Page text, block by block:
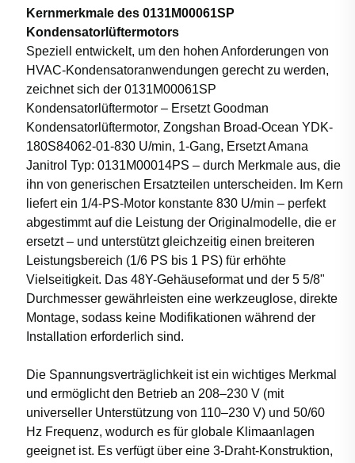
Kernmerkmale des 0131M00061SP
Kondensatorlüftermotors
Speziell entwickelt, um den hohen Anforderungen von
HVAC-Kondensatoranwendungen gerecht zu werden,
zeichnet sich der 0131M00061SP
Kondensatorlüftermotor – Ersetzt Goodman
Kondensatorlüftermotor, Zongshan Broad-Ocean YDK-
180S84062-01-830 U/min, 1-Gang, Ersetzt Amana
Janitrol Typ: 0131M00014PS – durch Merkmale aus, die
ihn von generischen Ersatzteilen unterscheiden. Im Kern
liefert ein 1/4-PS-Motor konstante 830 U/min – perfekt
abgestimmt auf die Leistung der Originalmodelle, die er
ersetzt – und unterstützt gleichzeitig einen breiteren
Leistungsbereich (1/6 PS bis 1 PS) für erhöhte
Vielseitigkeit. Das 48Y-Gehäuseformat und der 5 5/8"
Durchmesser gewährleisten eine werkzeuglose, direkte
Montage, sodass keine Modifikationen während der
Installation erforderlich sind.
Die Spannungsverträglichkeit ist ein wichtiges Merkmal
und ermöglicht den Betrieb an 208–230 V (mit
universeller Unterstützung von 110–230 V) und 50/60
Hz Frequenz, wodurch es für globale Klimaanlagen
geeignet ist. Es verfügt über eine 3-Draht-Konstruktion,